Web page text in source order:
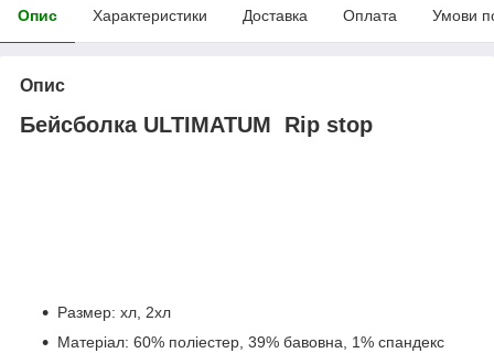
Опис Характеристики Доставка Оплата Умови
Опис
Бейсболка ULTIMATUM Rip stop
Размер: хл, 2хл
Матеріал: 60% поліестер, 39% бавовна, 1% спандекс